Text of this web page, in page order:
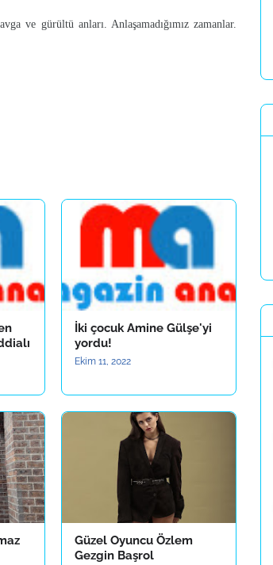
ve gürültü anları. Anlaşamadığımız zamanlar.
İki çocuk Amine Gülşe'yi
yordu!
Ekim 11, 2022
Güzel Oyuncu Özlem
Gezgin Başrol